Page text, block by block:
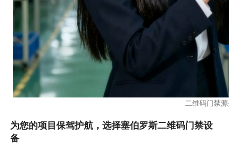
二维码门禁
为您的项目保驾护航，选择塞伯罗斯二维码门禁设
备